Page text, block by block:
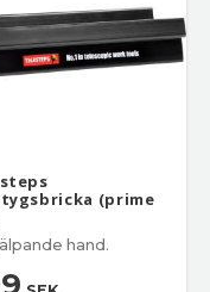
(prime
hand.